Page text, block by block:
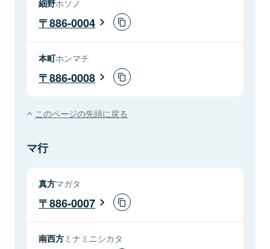
細野ホソノ
886-0004
本町ホンマチ
886-0008
このページの先頭に戻る
マ行
真方マガタ
886-0007
南西方ミナミニシカタ